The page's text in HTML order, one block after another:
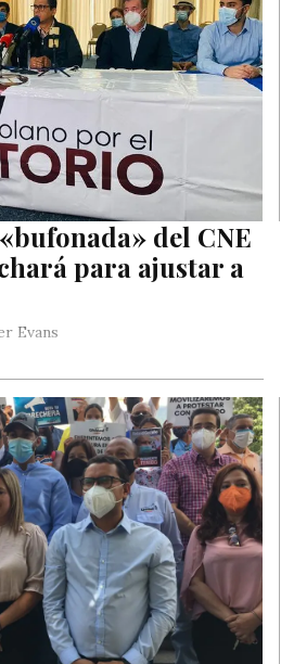
del CNE
para ajustar a
Evans